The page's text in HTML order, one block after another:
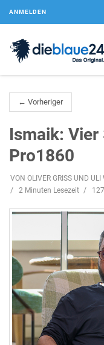
ANMELDEN
← Vorheriger
Ismaik: Vier
Pro1860
VON OLIVER GRISS UND
2 Minuten Lesezeit